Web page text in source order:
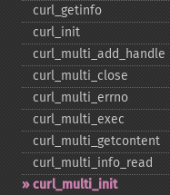
curl_​getinfo
curl_​init
curl_​multi_​add_​handle
curl_​multi_​close
curl_​multi_​errno
curl_​multi_​exec
curl_​multi_​getcontent
curl_​multi_​info_​read
curl_​multi_​init